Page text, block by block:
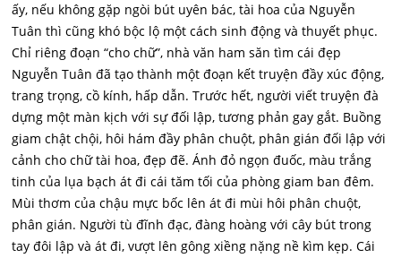
ấy, nếu không gặp ngòi bút uyên bác, tài hoa của Nguyễn
Tuân thì cũng khó bộc lộ một cách sinh động và thuyết phục.
Chỉ riêng đoạn “cho chữ”, nhà văn ham săn tìm cái đẹp
Nguyễn Tuân đã tạo thành một đoạn kết truyện đầy xúc động,
trang trọng, cồ kính, hấp dẫn. Trước hết, người viết truyện đà
dựng một màn kịch với sự đối lập, tương phản gay gắt. Buồng
giam chật chội, hôi hám đầy phân chuột, phân gián đối lập với
cảnh cho chữ tài hoa, đẹp đẽ. Ánh đỏ ngọn đuốc, màu trắng
tinh của lụa bạch át đi cái tăm tối của phòng giam ban đêm.
Mùi thơm của chậu mực bốc lên át đi mùi hôi phân chuột,
phân gián. Người tù đĩnh đạc, đàng hoàng với cây bút trong
tay đôi lập và át đi, vượt lên gông xiềng nặng nề kìm kẹp. Cái